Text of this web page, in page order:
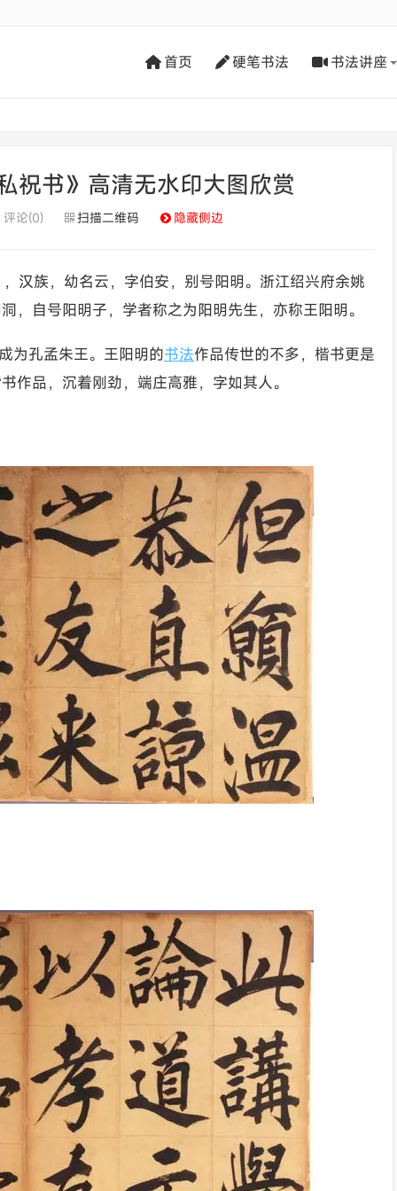
首页 硬笔书法 书法讲座
祝书》高清无水印大图欣赏
评论(0) 扫描二维码 隐藏侧边
汉族，幼名云，字伯安，别号阳明。浙江绍兴府余姚
，自号阳明子，学者称之为阳明先生，亦称王阳明。
为孔孟朱王。王阳明的书法作品传世的不多，楷书更是
作品，沉着刚劲，端庄高雅，字如其人。